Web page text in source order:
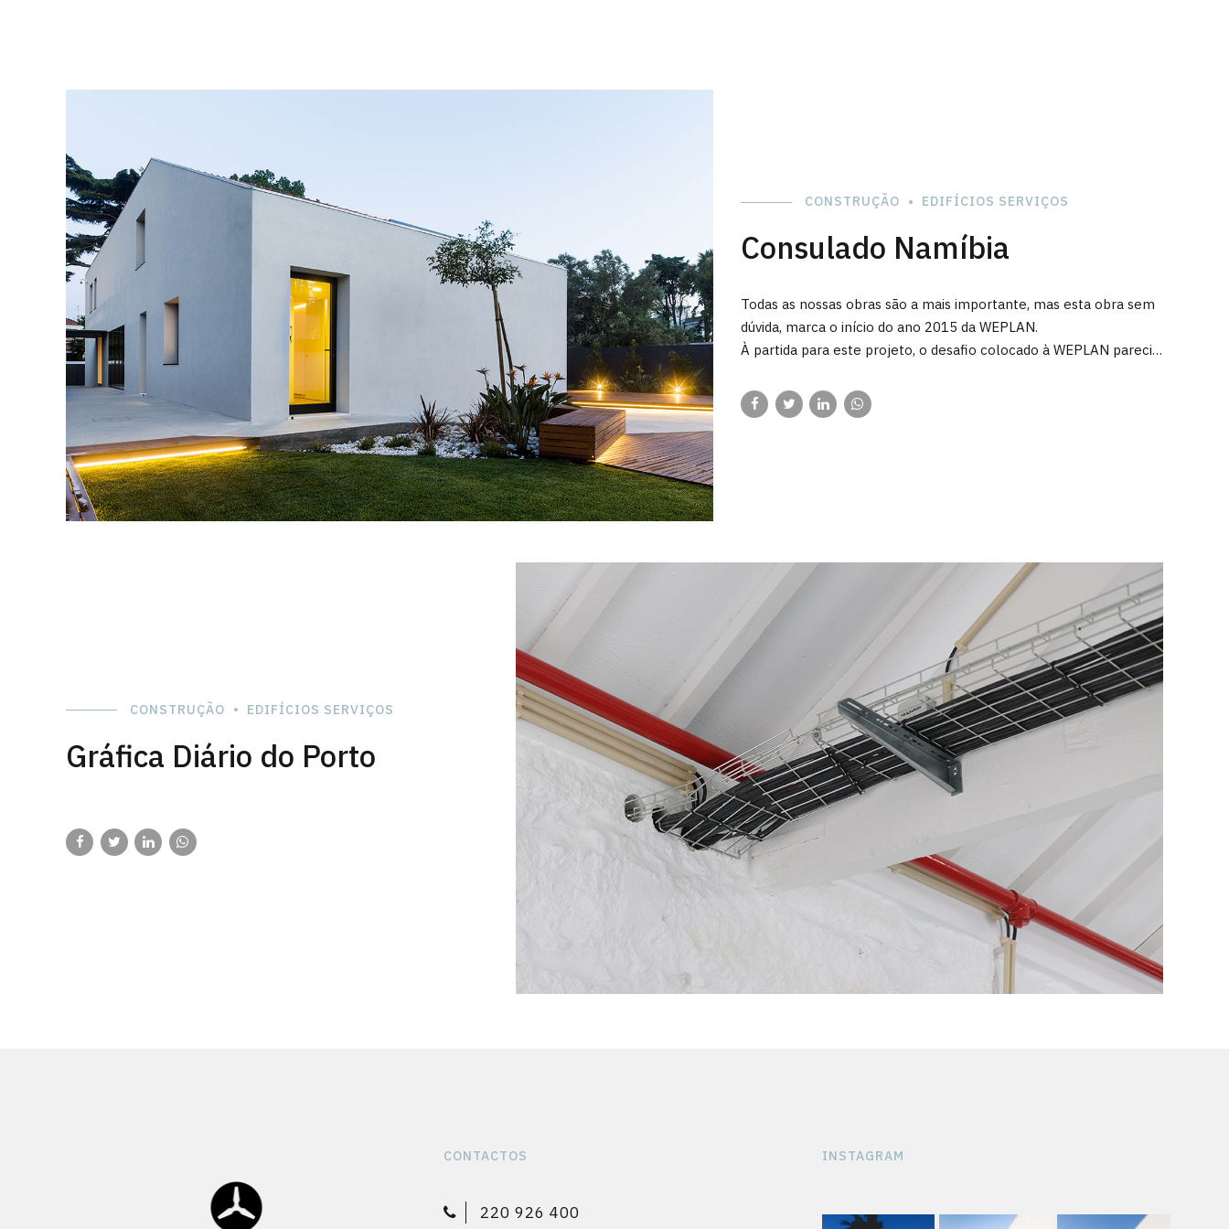
CONSTRUÇÃO EDIFÍCIOS SERVIÇOS
Consulado Namíbia
Todas as nossas obras são a mais importante, mas esta obra sem
dúvida, marca o início do ano 2015 da WEPLAN.
À partida para este projeto, o desafio colocado à WEPLAN parecia
uma viagem de 3 meses que se revelou muito gratificante. É com
muito orgulho que apresentamos esta empreitada situada na Av.
A intervenção foi abrangente, iniciou-se pela demolição integral
do interior, mantendo apenas as paredes exteriores e as lajes de
preparação de obra. Foram criados novos espaços interiores,
novos vãos para o exterior, instalações sanitárias e transformou-
se uma antiga garagem numa confortável sala de conferências.
de execução foi minuciosamente detalhado de modo a criar a
ferramenta necessária para que a WEPLAN pudesse desenvolver
os trabalhos no prazo pretendido pelo cliente.
O resultado está à vista!
CONSTRUÇÃO EDIFÍCIOS SERVIÇOS
Gráfica Diário do Porto
CONTACTOS
220 926 400
INSTAGRAM